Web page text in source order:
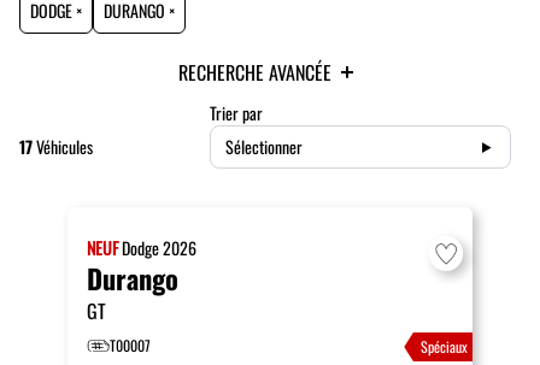
DODGE ×
DURANGO ×
RECHERCHE AVANCÉE
17Véhicules
Trier par
Sélectionner
NEUFDodge2026
Durango
GT
T00007
Spéciaux